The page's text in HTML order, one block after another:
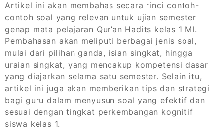
Artikel ini akan membahas secara rinci contoh-
contoh soal yang relevan untuk ujian semester
genap mata pelajaran Qur’an Hadits kelas 1 MI.
Pembahasan akan meliputi berbagai jenis soal,
mulai dari pilihan ganda, isian singkat, hingga
uraian singkat, yang mencakup kompetensi dasar
yang diajarkan selama satu semester. Selain itu,
artikel ini juga akan memberikan tips dan strategi
bagi guru dalam menyusun soal yang efektif dan
sesuai dengan tingkat perkembangan kognitif
siswa kelas 1.